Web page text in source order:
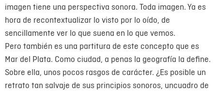
imagen tiene una perspectiva sonora. Toda imagen. Ya es
hora de recontextualizar lo visto por lo oído, de
sencillamente ver lo que suena en lo que vemos.
Pero también es una partitura de este concepto que es
Mar del Plata. Como ciudad, a penas la geografía la define.
Sobre ella, unos pocos rasgos de carácter. ¿Es posible un
retrato tan salvaje de sus principios sonoros, uncuadro de